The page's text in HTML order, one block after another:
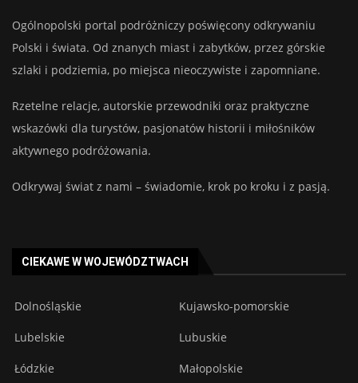
Ogólnopolski portal podróżniczy poświęcony odkrywaniu
Polski i świata. Od znanych miast i zabytków, przez górskie
szlaki i podziemia, po miejsca nieoczywiste i zapomniane.
Rzetelne relacje, autorskie przewodniki oraz praktyczne
wskazówki dla turystów, pasjonatów historii i miłośników
aktywnego podróżowania.
Odkrywaj świat z nami – świadomie, krok po kroku i z pasją.
CIEKAWE W WOJEWÓDZTWACH
Dolnośląskie Kujawsko-pomorskie
Lubelskie Lubuskie
Łódzkie Małopolskie